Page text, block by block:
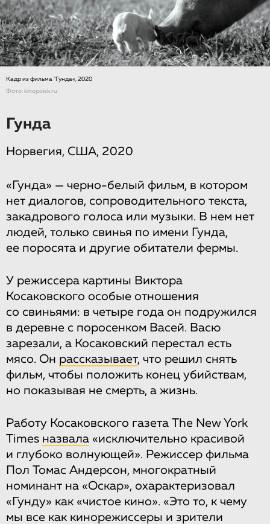
Кадр из фильма ‎‎‎"‎Гунда«‎, 2020
Фото: kinopoisk.ru
Гунда
Норвегия, США, 2020
«Гунда» — черно-белый фильм, в котором
нет диалогов, сопроводительного текста,
закадрового голоса или музыки. В нем нет
людей, только свинья по имени Гунда,
ее поросята и другие обитатели фермы.
У режиссера картины Виктора
Косаковского особые отношения
со свиньями: в четыре года он подружился
в деревне с поросенком Васей. Васю
зарезали, а Косаковский перестал есть
мясо. Он рассказывает, что решил снять
фильм, чтобы положить конец убийствам,
но показывая не смерть, а жизнь.
Работу Косаковского газета The New York
Times назвала «исключительно красивой
и глубоко волнующей». Режиссер фильма
Пол Томас Андерсон, многократный
номинант на «Оскар», охарактеризовал
«Гунду» как «чистое кино». «Это то, к чему
мы все как кинорежиссеры и зрители